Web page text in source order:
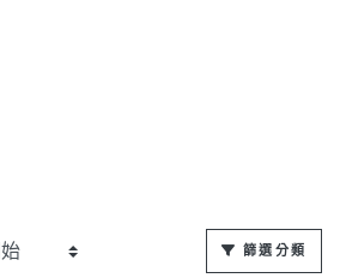
篩選分類